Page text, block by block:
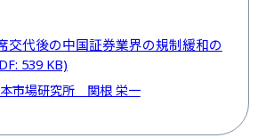
交代後の中国証券業界の規制緩和の
539 KB)
市場研究所 関根 栄一